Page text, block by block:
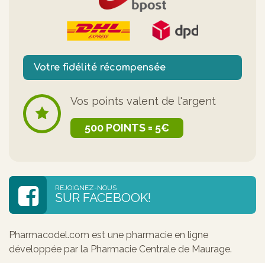
Votre fidélité récompensée
Vos points valent de l'argent
500 POINTS = 5€
REJOIGNEZ-NOUS
SUR FACEBOOK!
Pharmacodel.com est une pharmacie en ligne
développée par la Pharmacie Centrale de Maurage.